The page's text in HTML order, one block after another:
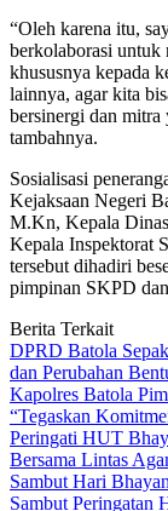
“Oleh karena itu,
berkolaborasi untuk
khususnya kepada
lainnya, agar kita
bersinergi dan mitra
tambahnya.
Sosialisasi
Kejaksaan Negeri
M.Kn, Kepala
Kepala Inspektorat
tersebut dihadiri
pimpinan SKPD
Berita Terkait
DPRD Batola
dan Perubahan
Kapolres Batola
“Tegaskan
Peringati HUT
Bersama Lintas
Sambut Hari
Sambut Peringatan